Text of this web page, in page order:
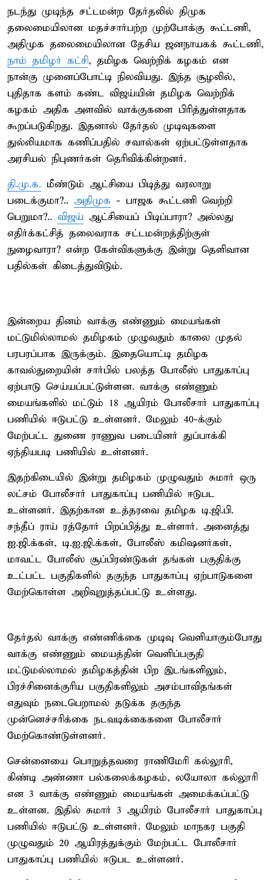
நடந்து முடிந்த சட்டமன்ற தேர்தலில் திமுக
தலைமையிலான மதச்சார்பற்ற முற்போக்கு கூட்டணி,
அதிமுக தலைமையிலான தேசிய ஜனநாயகக் கூட்டணி,
நாம் தமிழர் கட்சி, தமிழக வெற்றிக் கழகம் என
நான்கு முனைப்போட்டி நிலவியது. இந்த சூழலில்,
புதிதாக களம் கண்ட விஜய்யின் தமிழக வெற்றிக்
கழகம் அதிக அளவில் வாக்குகளை பிரித்துள்ளதாக
கூறப்படுகிறது. இதனால் தேர்தல் முடிவுகளை
துல்லியமாக கணிப்பதில் சவால்கள் ஏற்பட்டுள்ளதாக
அரசியல் நிபுணர்கள் தெரிவிக்கின்றனர்.
தி.மு.க. மீண்டும் ஆட்சியை பிடித்து வரலாறு
படைக்குமா?.. அதிமுக - பாஜக கூட்டணி வெற்றி
பெறுமா?.. விஜய் ஆட்சியைப் பிடிப்பாரா? அல்லது
எதிர்க்கட்சித் தலைவராக சட்டமன்றத்திற்குள்
நுழைவாரா? என்ற கேள்விகளுக்கு இன்று தெளிவான
பதில்கள் கிடைத்துவிடும்.
இன்றைய தினம் வாக்கு எண்ணும் மையங்கள்
மட்டுமில்லாமல் தமிழகம் முழுவதும் காலை முதல்
பரபரப்பாக இருக்கும். இதையொட்டி தமிழக
காவல்துறையின் சார்பில் பலத்த போலீஸ் பாதுகாப்பு
ஏற்பாடு செய்யப்பட்டுள்ளன. வாக்கு எண்ணும்
மையங்களில் மட்டும் 18 ஆயிரம் போலீசார் பாதுகாப்பு
பணியில் ஈடுபட்டு உள்ளனர். மேலும் 40-க்கும்
மேற்பட்ட துணை ராணுவ படையினர் துப்பாக்கி
ஏந்தியபடி பணியில் உள்ளனர்.
இதற்கிடையில் இன்று தமிழகம் முழுவதும் சுமார் ஒரு
லட்சம் போலீசார் பாதுகாப்பு பணியில் ஈடுபட
உள்ளனர். இதற்கான உத்தரவை தமிழக டி.ஜி.பி.
சந்தீப் ராய் ரத்தோர் பிறப்பித்து உள்ளார். அனைத்து
ஐ.ஜி.க்கள், டி.ஐ.ஜி.க்கள், போலீஸ் கமிஷனர்கள்,
மாவட்ட போலீஸ் சூப்பிரண்டுகள் தங்கள் பகுதிக்கு
உட்பட்ட பகுதிகளில் தகுந்த பாதுகாப்பு ஏற்பாடுகளை
மேற்கொள்ள அறிவுறுத்தப்பட்டு உள்ளது.
தேர்தல் வாக்கு எண்ணிக்கை முடிவு வெளியாகும்போது
வாக்கு எண்ணும் மையத்தின் வெளிப்பகுதி
மட்டுமல்லாமல் தமிழகத்தின் பிற இடங்களிலும்,
பிரச்சினைக்குரிய பகுதிகளிலும் அசம்பாவிதங்கள்
எதுவும் நடைபெறாமல் தடுக்க தகுந்த
முன்னெச்சரிக்கை நடவடிக்கைகளை போலீசார்
மேற்கொண்டுள்ளனர்.
சென்னையை பொறுத்தவரை ராணிமேரி கல்லூரி,
கிண்டி அண்ணா பல்கலைக்கழகம், லயோலா கல்லூரி
என 3 வாக்கு எண்ணும் மையங்கள் அமைக்கப்பட்டு
உள்ளன. இதில் சுமார் 3 ஆயிரம் போலீசார் பாதுகாப்பு
பணியில் ஈடுபட்டு உள்ளனர். மேலும் மாநகர பகுதி
முழுவதும் 20 ஆயிரத்துக்கும் மேற்பட்ட போலீசார்
பாதுகாப்பு பணியில் ஈடுபட உள்ளனர்.